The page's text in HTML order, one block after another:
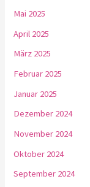
Mai 2025
April 2025
März 2025
Februar 2025
Januar 2025
Dezember 2024
November 2024
Oktober 2024
September 2024